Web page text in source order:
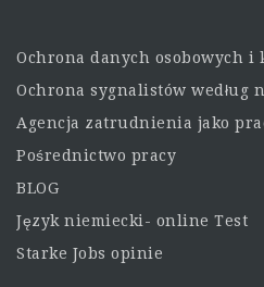
Ochrona danych osobowych i
Ochrona sygnalistów według
Agencja zatrudnienia jako
Pośrednictwo pracy
BLOG
Język niemiecki- online Test
Starke Jobs opinie